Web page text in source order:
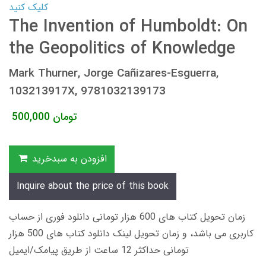
کلیک کنید
The Invention of Humboldt: On
the Geopolitics of Knowledge
Mark Thurner, Jorge Cañizares-Esguerra,
103213917X, 9781032139173
500,000 تومان
افزودن به سبدخرید
Inquire about the price of this book
زمان تحویل کتاب های 600 هزار تومانی دانلود فوری از حساب
کاربری می باشد، و زمان تحویل لینک دانلود کتاب های 500 هزار
تومانی حداکثر 12 ساعت از طریق پیامک/ایمیل